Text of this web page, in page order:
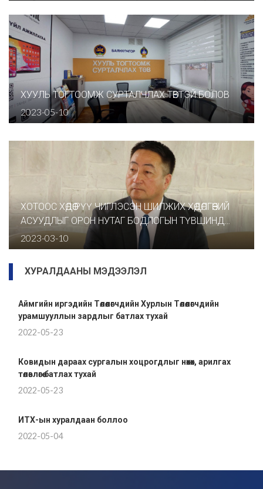
ХУУЛЬ ТОГТООМЖ СУРТАЛЧЛАХ ТӨВТЭЙ БОЛОВ
2023-05-10
ХОТООС ХӨДӨӨ РҮҮ ЧИГЛЭСЭН ШИЛЖИХ ХӨДӨЛГӨӨНИЙ
АСУУДЛЫГ ОРОН НУТАГ БОДЛОГЫН ТҮВШИНД
ДЭМЖИХ ЗОРИЛГООР ТӨРИЙН АЛБАН ХААГЧДАД
СУРГАЛТ ЗОХИОН БАЙГУУЛЖ БАЙНА
2023-03-10
ХУРАЛДААНЫ МЭДЭЭЛЭЛ
Аймгийн иргэдийн Төлөөлөгчдийн Хурлын Төлөөлөгчдийн
урамшууллын зардлыг батлах тухай
2022-05-23
Ковидын дараах сургалын хоцрогдлыг нөхөх, арилгах
төлөвлөгөө батлах тухай
2022-05-23
ИТХ-ын хуралдаан боллоо
2022-05-04